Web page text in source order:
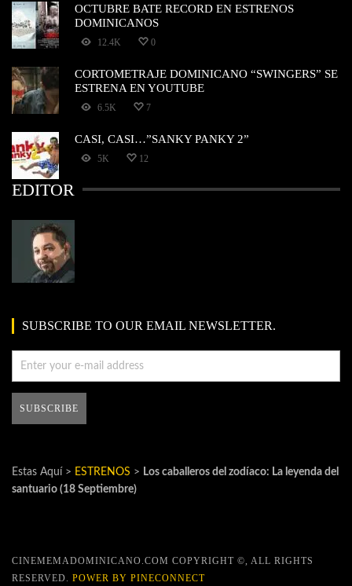
OCTUBRE BATE RECORD EN ESTRENOS
DOMINICANOS
12.4K 0
CORTOMETRAJE DOMINICANO “SWINGERS” SE
ESTRENA EN YOUTUBE
6.5K 7
CASI, CASI…”SANKY PANKY 2”
5K 12
EDITOR
SUBSCRIBE TO OUR EMAIL NEWSLETTER.
Estas Aquí > ESTRENOS > Los caballeros del zodíaco: La leyenda del
santuario (18 Septiembre)
CINEMEMADOMINICANO.COM COPYRIGHT ©, ALL RIGHTS
RESERVED. POWER BY PINECONNECT